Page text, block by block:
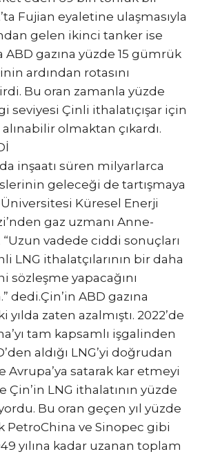
Fujian eyaletine ulaşmasıyla
gelen ikinci tanker ise
ABD gazına yüzde 15 gümrük
ardından rotasını
Bu oran zamanla yüzde
seviyesi Çinli ithalatıçışar için
alınabilir olmaktan çıkardı.
inşaatı süren milyarlarca
geleceği de tartışmaya
Üniversitesi Küresel Enerji
gaz uzmanı Anne-
vadede ciddi sonuçları
LNG ithalatçılarının bir daha
sözleşme yapacağını
dedi.Çin’in ABD gazına
yılda zaten azalmıştı. 2022’de
tam kapsamlı işgalinden
aldığı LNG’yi doğrudan
Avrupa’ya satarak kar etmeyi
Çin’in LNG ithalatının yüzde
Bu oran geçen yıl yüzde
PetroChina ve Sinopec gibi
yılına kadar uzanan toplam